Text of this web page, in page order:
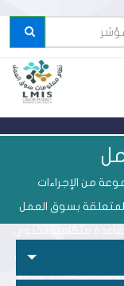
من الإجراءات
بسوق العمل
بسوق العمل والتي
للإحصاء بشكل ربع سنوي